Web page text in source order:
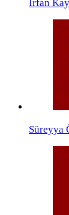
İrfan
Süreyya